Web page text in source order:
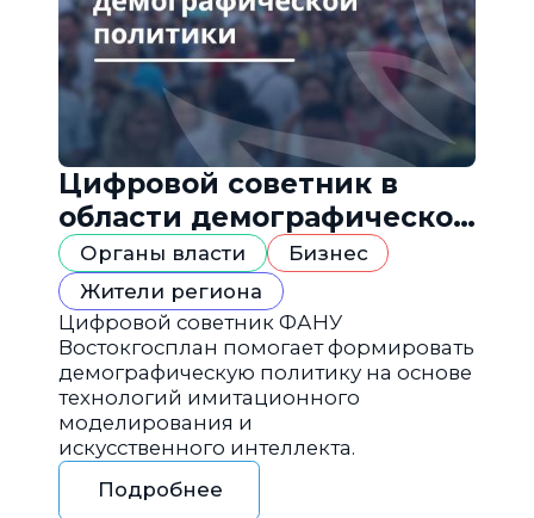
Цифровой советник в
области демографической
политики
Органы власти
Бизнес
Жители региона
Цифровой советник ФАНУ
Востокгосплан помогает формировать
демографическую политику на основе
технологий имитационного
моделирования и
искусственного интеллекта.
Подробнее